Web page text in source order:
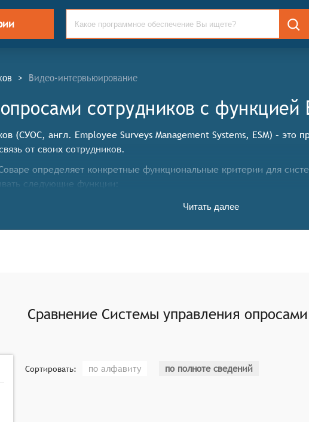
> Видео-интервьюирование
сотрудников c
(СУОС, англ. Employee Surveys Management Systems, ESM) –
от своих сотрудников.
определяет конкретные функциональные критерии для
следующие функции:
компаниям создавать опросы с использованием различных
почта, SMS, корпоративные порталы и т.д.
ответы сотрудников на опросы, обеспечивая
могут предоставлять наглядные отчеты и графики, чтобы
Читать далее
Сравнение Системы управления
Сортировать: по алфавиту по полноте сведений